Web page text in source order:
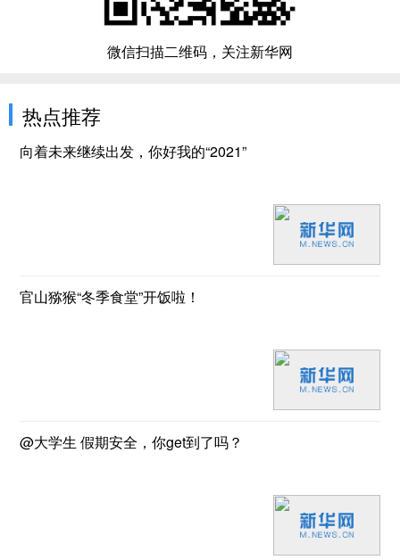
微信扫描二维码，关注新华网
热点推荐
向着未来继续出发，你好我的“2021”
官山猕猴“冬季食堂”开饭啦！
@大学生 假期安全，你get到了吗？